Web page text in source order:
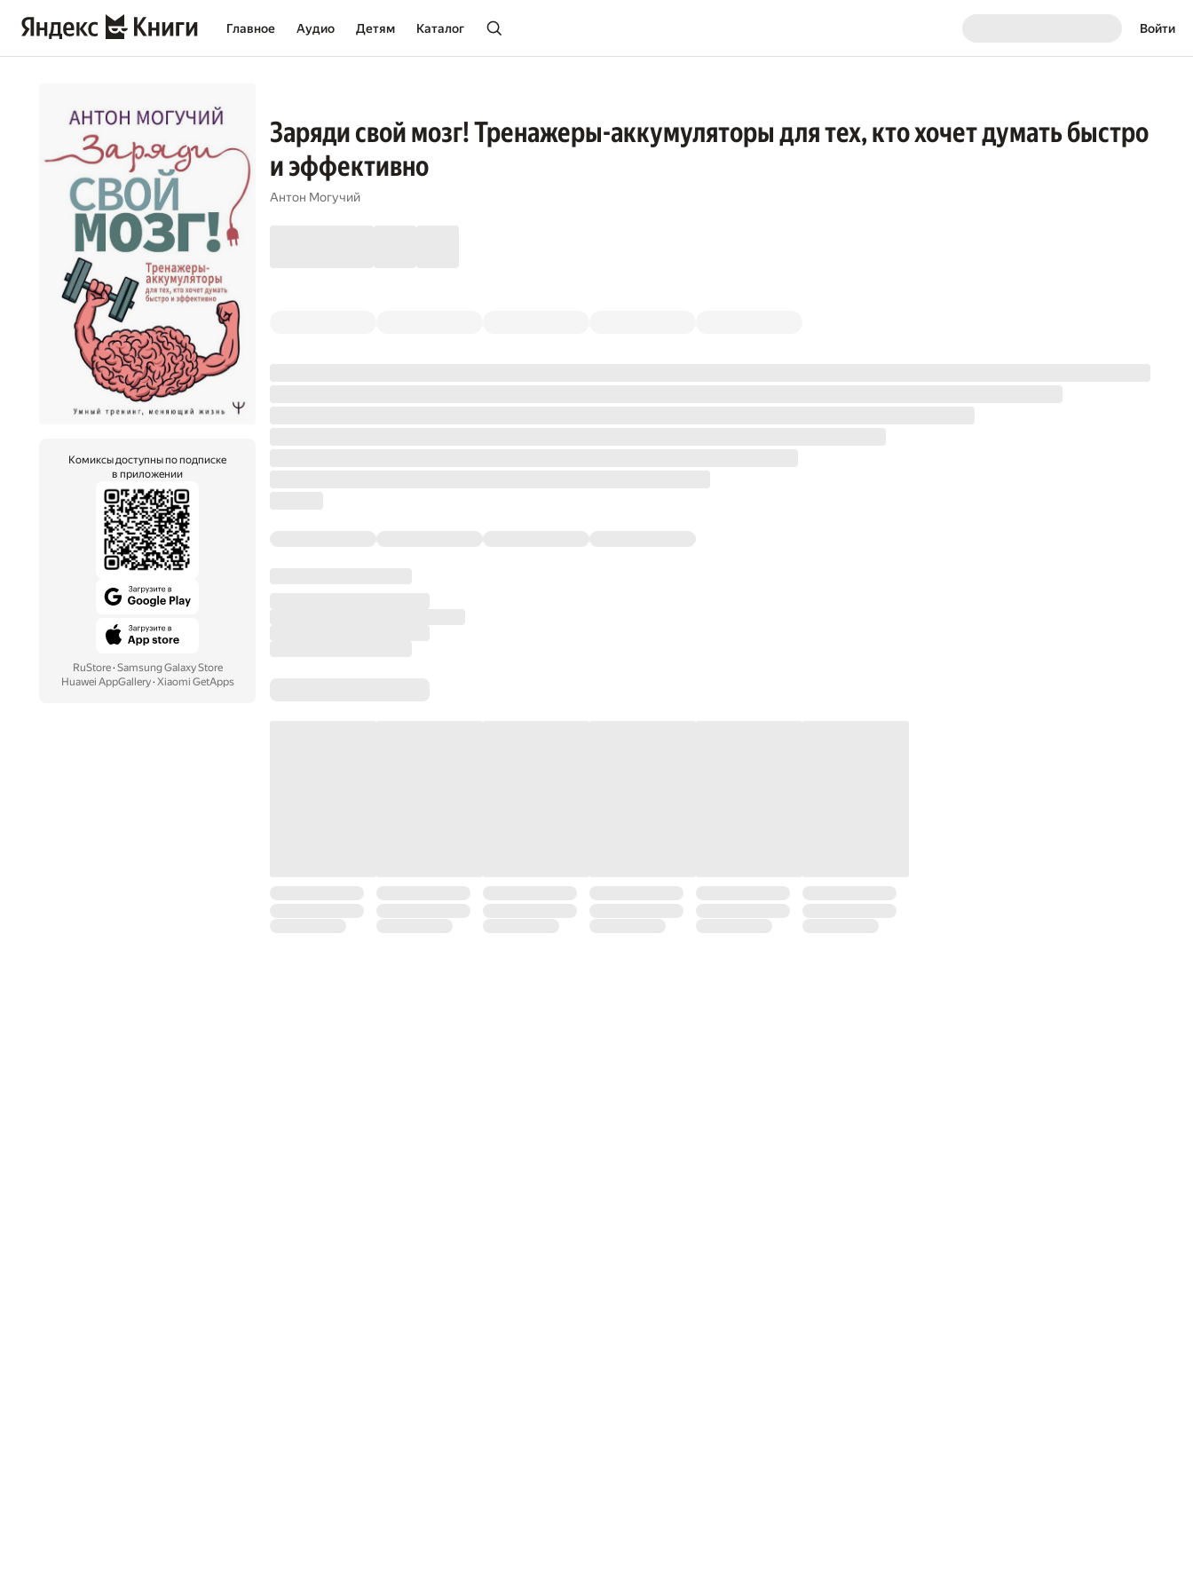
Главное Аудио Детям Каталог Войти
Комиксы доступны по подписке
в приложении
RuStore· Samsung Galaxy Store
Huawei AppGallery· Xiaomi GetApps
Заряди свой мозг! Тренажеры-аккумуляторы для тех, кто хочет думать быстро
и эффективно
Антон Могучий